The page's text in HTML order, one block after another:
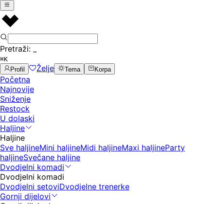
Pretraži:
⌘K
Profil
Želje Tema Korpa
Početna
Najnovije
Sniženje
Restock
U dolaski
Haljine
Haljine
Sve haljineMini haljineMidi haljineMaxi haljineParty
haljineSvečane haljine
Dvodjelni komadi
Dvodjelni komadi
Dvodjelni setoviDvodjelne trenerke
Gornji dijelovi